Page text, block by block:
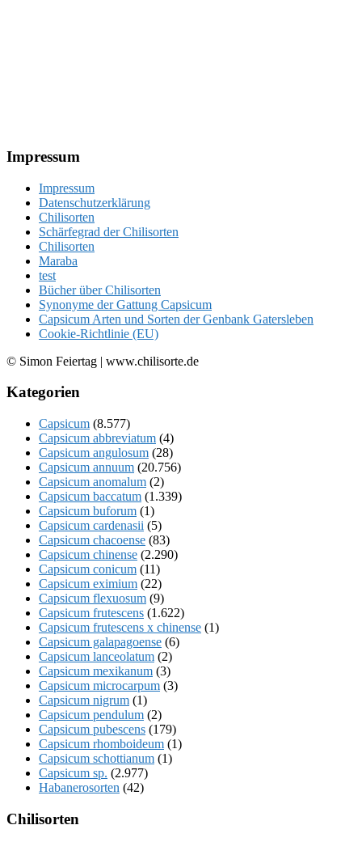
Footer
Impressum
Impressum
Datenschutzerklärung
Chilisorten
Schärfegrad der Chilisorten
Chilisorten
Maraba
test
Bücher über Chilisorten
Synonyme der Gattung Capsicum
Capsicum Arten und Sorten der Genbank Gatersleben
Cookie-Richtlinie (EU)
© Simon Feiertag | www.chilisorte.de
Kategorien
Capsicum (8.577)
Capsicum abbreviatum (4)
Capsicum angulosum (28)
Capsicum annuum (20.756)
Capsicum anomalum (2)
Capsicum baccatum (1.339)
Capsicum buforum (1)
Capsicum cardenasii (5)
Capsicum chacoense (83)
Capsicum chinense (2.290)
Capsicum conicum (11)
Capsicum eximium (22)
Capsicum flexuosum (9)
Capsicum frutescens (1.622)
Capsicum frutescens x chinense (1)
Capsicum galapagoense (6)
Capsicum lanceolatum (2)
Capsicum mexikanum (3)
Capsicum microcarpum (3)
Capsicum nigrum (1)
Capsicum pendulum (2)
Capsicum pubescens (179)
Capsicum rhomboideum (1)
Capsicum schottianum (1)
Capsicum sp. (2.977)
Habanerosorten (42)
Chilisorten